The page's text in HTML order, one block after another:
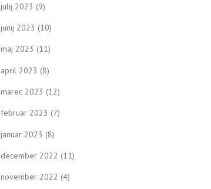
julij 2023 (9)
junij 2023 (10)
maj 2023 (11)
april 2023 (8)
marec 2023 (12)
februar 2023 (7)
januar 2023 (8)
december 2022 (11)
november 2022 (4)